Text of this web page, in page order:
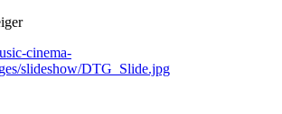
cinema-
slideshow/DTG_Slide.jpg